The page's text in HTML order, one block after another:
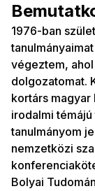
1976-ban
végeztem,
dolgozatomat.
kortárs
irodalmi
tanulmányom
nemzetközi
Bolyai